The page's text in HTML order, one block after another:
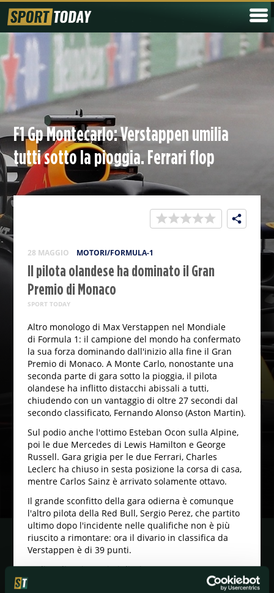
F1 Gp Montecarlo: Verstappen umilia
tutti sotto la pioggia. Ferrari flop
28 MAGGIO MOTORI/FORMULA-1
Il pilota olandese ha dominato il Gran
Premio di Monaco
SPORT TODAY
Altro monologo di Max Verstappen nel Mondiale
di Formula 1: il campione del mondo ha confermato
la sua forza dominando dall'inizio alla fine il Gran
Premio di Monaco. A Monte Carlo, nonostante una
seconda parte di gara sotto la pioggia, il pilota
olandese ha inflitto distacchi abissali a tutti,
chiudendo con un vantaggio di oltre 27 secondi dal
secondo classificato, Fernando Alonso (Aston Martin).
Sul podio anche l'ottimo Esteban Ocon sulla Alpine,
poi le due Mercedes di Lewis Hamilton e George
Russell. Gara grigia per le due Ferrari, Charles
Leclerc ha chiuso in sesta posizione la corsa di casa,
mentre Carlos Sainz è arrivato solamente ottavo.
Il grande sconfitto della gara odierna è comunque
l'altro pilota della Red Bull, Sergio Perez, che partito
ultimo dopo l'incidente nelle qualifiche non è più
riuscito a rimontare: ora il divario in classifica da
Verstappen è di 39 punti.
Ordine di arrivo (primi dieci):
Verstappen